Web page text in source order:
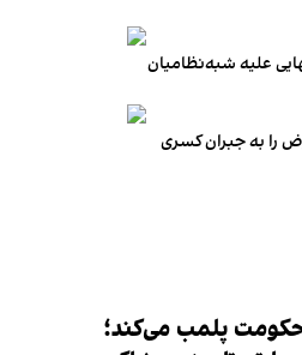
علیه شبه‌نظامیان
را به جبران کسری
پلمب می‌کند؛